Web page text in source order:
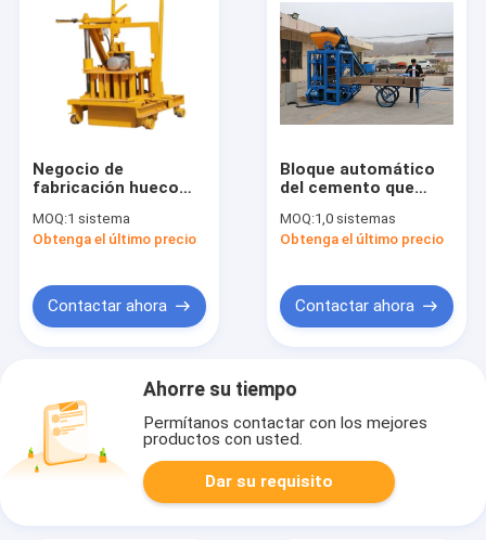
Negocio de
fabricación hueco
bloque del molde de
la máquina de
MOQ:1 sistema
Obtenga el último precio
Contactar ahora
Bloque automático
del cemento que
fabricación de
ladrillo de la ceniza
MOQ:1,0 sistemas
Obtenga el último precio
Contactar ahora
Ahorre su tiempo
Permítanos contactar con los mejores
productos con usted.
Dar su requisito